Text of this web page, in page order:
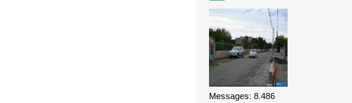
Messages: 8.486